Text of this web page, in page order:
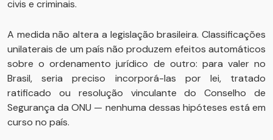
civis e criminais.
A medida não altera a legislação brasileira. Classificações
unilaterais de um país não produzem efeitos automáticos
sobre o ordenamento jurídico de outro: para valer no
Brasil, seria preciso incorporá-las por lei, tratado
ratificado ou resolução vinculante do Conselho de
Segurança da ONU — nenhuma dessas hipóteses está em
curso no país.